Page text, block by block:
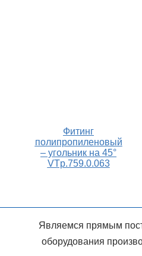
Фитинг
полипропиленовый
– угольник на 45°
VTp.759.0.063
Являемся прямым
оборудования